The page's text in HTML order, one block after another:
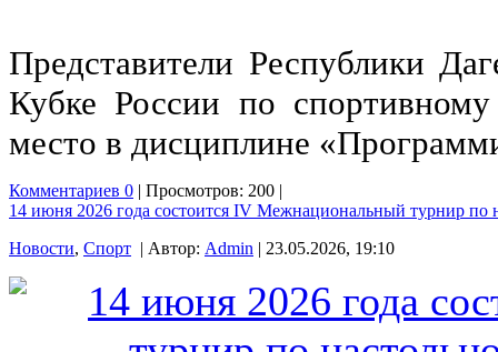
Представители Республики
Кубке России по
место в дисциплине
Комментариев 0 | Просмотров: 200 |
14 июня 2026 года состоится IV Межнациональный турнир
Новости, Спорт | Автор: Admin | 23.05.2026, 19:10